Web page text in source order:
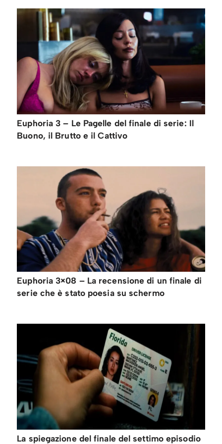
Euphoria 3 – Le Pagelle del finale di serie: Il
Buono, il Brutto e il Cattivo
Euphoria 3×08 – La recensione di un finale di
serie che è stato poesia su schermo
La spiegazione del finale del settimo episodio